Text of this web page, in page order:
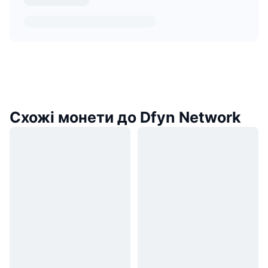
Схожі монети до Dfyn Network